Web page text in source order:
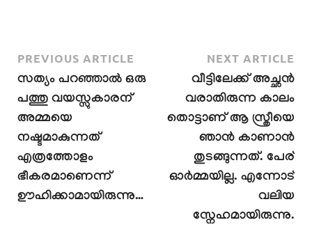
PREVIOUS ARTICLE
സത്യം പറഞ്ഞാൽ ഒരു
പത്തു വയസ്സുകാരന്
അമ്മയെ
നഷ്ടമാകുന്നത്
എത്രത്തോളം
ഭീകരമാണെന്ന്
ഊഹിക്കാമായിരുന്നു…
NEXT ARTICLE
വീട്ടിലേക്ക് അച്ഛൻ
വരാതിരുന്ന കാലം
തൊട്ടാണ് ആ സ്ത്രീയെ
ഞാൻ കാണാൻ
തുടങ്ങുന്നത്. പേര്
ഓർമ്മയില്ല. എന്നോട്
വലിയ
സ്നേഹമായിരുന്നു.